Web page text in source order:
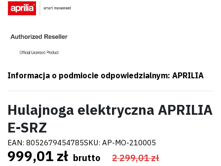
Informacja o podmiocie odpowiedzialnym: APRILIA
Hulajnoga elektryczna APRILIA
E-SRZ
EAN: 8052679454785SKU: AP-MO-210005
999,01 zł brutto 2 299,01 zł